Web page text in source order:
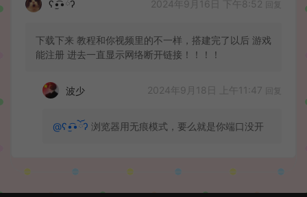
ʕ•̫͡•ོʔ 2024年9月16日 下午8:52
下载下来 教程和你视频里的不一样，搭建完了以后 游戏
能注册 进去一直显示网络断开链接！！！！
波少 2024年9月18日 上午11:47 回复
@ʕ•̫͡•ོʔ 浏览器用无痕模式，要么就是你端口没开